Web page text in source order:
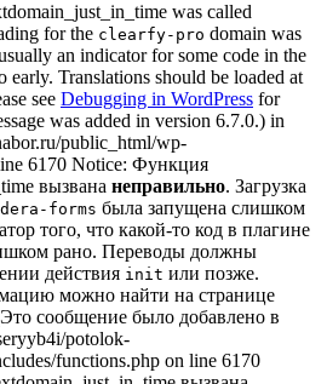
was called
for the clearfy-pro domain was
an indicator for some code in the
Translations should be loaded at
see Debugging in WordPress for
was added in version 6.7.0.) in
public_html/wp-
6170 Notice: Функция
вызвана неправильно. Загрузка
forms была запущена слишком
того, что какой-то код в плагине
рано. Переводы должны
действия init или позже.
можно найти на странице
сообщение было добавлено в
potolok-
functions.php on line 6170